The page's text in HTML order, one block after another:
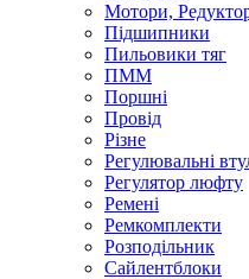
Мотори,
Підшипники
Пильовики тяг
ПММ
Поршні
Провід
Різне
Регулювальні
Регулятор люфту
Ремені
Ремкомплекти
Розподільник
Сайлентблоки